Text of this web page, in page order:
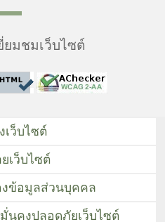
ยมชมเว็บไซต์
เว็บไซต์
เว็บไซต์
ข้อมูลส่วนบุคคล
นคงปลอดภัยเว็บไซต์